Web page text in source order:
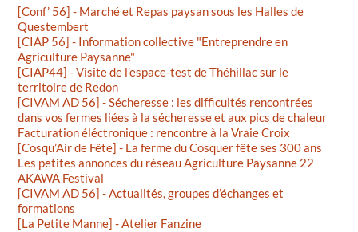
[Conf’ 56] - Marché et Repas paysan sous les Halles de
Questembert
[CIAP 56] - Information collective "Entreprendre en
Agriculture Paysanne"
[CIAP44] - Visite de l’espace-test de Théhillac sur le
territoire de Redon
[CIVAM AD 56] - Sécheresse : les difficultés rencontrées
dans vos fermes liées à la sécheresse et aux pics de chaleur
Facturation éléctronique : rencontre à la Vraie Croix
[Cosqu’Air de Fête] - La ferme du Cosquer fête ses 300 ans
Les petites annonces du réseau Agriculture Paysanne 22
AKAWA Festival
[CIVAM AD 56] - Actualités, groupes d’échanges et
formations
[La Petite Manne] - Atelier Fanzine